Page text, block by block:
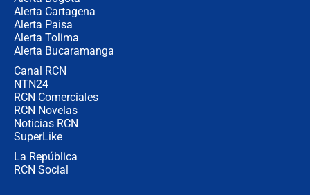
Alerta Cartagena
Alerta Paisa
Alerta Tolima
Alerta Bucaramanga
Canal RCN
NTN24
RCN Comerciales
RCN Novelas
Noticias RCN
SuperLike
La República
RCN Social